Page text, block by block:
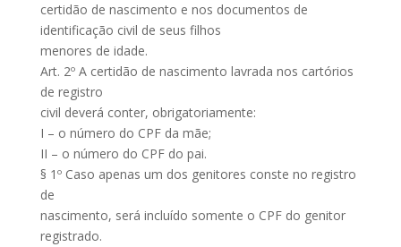
certidão de nascimento e nos documentos de
identificação civil de seus filhos
menores de idade.
Art. 2º A certidão de nascimento lavrada nos cartórios
de registro
civil deverá conter, obrigatoriamente:
I – o número do CPF da mãe;
II – o número do CPF do pai.
§ 1º Caso apenas um dos genitores conste no registro
de
nascimento, será incluído somente o CPF do genitor
registrado.